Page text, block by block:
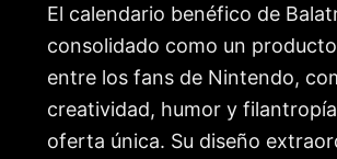
El calendario benéfico de
consolidado como un
entre los fans de Nintendo,
creatividad, humor y
oferta única. Su diseño